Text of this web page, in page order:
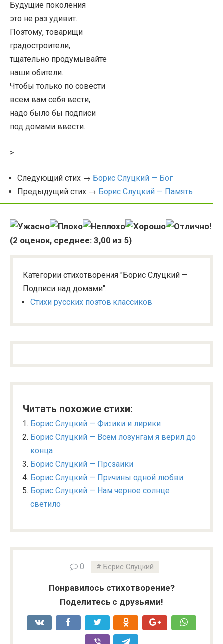
Будущие поколения
это не раз удивит.
Поэтому, товарищи
градостроители,
тщательно продумывайте
наши обители.
Чтобы только по совести
всем вам себя вести,
надо было бы подписи
под домами ввести.
>
Следующий стих → Борис Слуцкий — Бог
Предыдущий стих → Борис Слуцкий — Память
(2 оценок, среднее: 3,00 из 5)
Категории стихотворения "Борис Слуцкий —
Подписи над домами":
Стихи русских поэтов классиков
Читать похожие стихи:
Борис Слуцкий — Физики и лирики
Борис Слуцкий — Всем лозунгам я верил до
конца
Борис Слуцкий — Прозаики
Борис Слуцкий — Причины одной любви
Борис Слуцкий — Нам черное солнце
светило
0 Борис Слуцкий
Понравилось стихотворение?
Поделитесь с друзьями!